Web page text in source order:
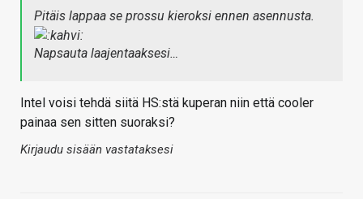
Pitäis lappaa se prossu kieroksi ennen asennusta.
Napsauta laajentaaksesi…
Intel voisi tehdä siitä HS:stä kuperan niin että cooler
painaa sen sitten suoraksi?
Kirjaudu sisään vastataksesi